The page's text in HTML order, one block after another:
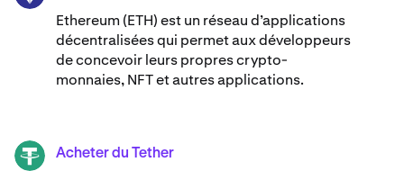
Ethereum (ETH) est un réseau d’applications
décentralisées qui permet aux développeurs
de concevoir leurs propres crypto-
monnaies, NFT et autres applications.
USDT Acheter du Tether